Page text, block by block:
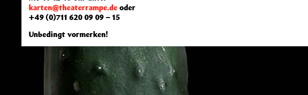
karten@theaterrampe.de oder
+49 (0)711 620 09 09 – 15
Unbedingt vormerken!